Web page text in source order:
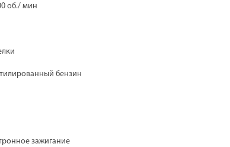
об./ мин
бензин
зажигание